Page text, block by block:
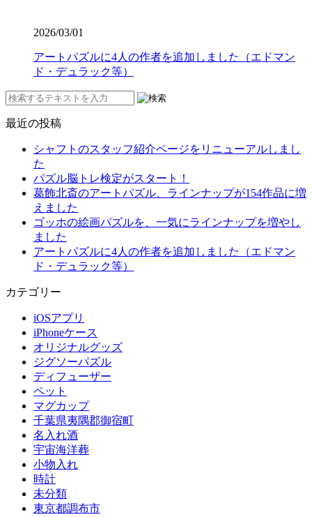
2026/03/01
アートパズルに4人の作者を追加しました（エドマン
ド・デュラック等）
最近の投稿
シャフトのスタッフ紹介ページをリニューアルしまし
た
パズル脳トレ検定がスタート！
葛飾北斎のアートパズル、ラインナップが154作品に増
えました
ゴッホの絵画パズルを、一気にラインナップを増やし
ました
アートパズルに4人の作者を追加しました（エドマン
ド・デュラック等）
カテゴリー
iOSアプリ
iPhoneケース
オリジナルグッズ
ジグソーパズル
ディフューザー
ペット
マグカップ
千葉県夷隅郡御宿町
名入れ酒
宇宙海洋葬
小物入れ
時計
未分類
東京都調布市